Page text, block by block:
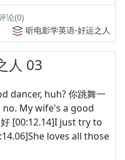
论(0)
听电影学英语-好运之人
人 03
dancer, huh? 你跳舞一
no. My wife's a good
[00:12.14]I just try to
loves all those